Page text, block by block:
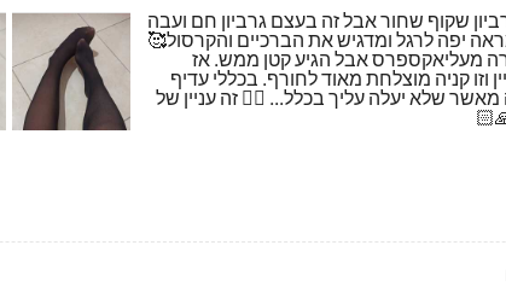
שקוף שחור אבל זה בעצם גרביון חם ועבה
יפה לרגל ומדגיש את הברכיים והקרסול🥰
מעליאקספרס אבל הגיע קטן ממש. אז
וזו קניה מוצלחת מאוד לחורף. בכללי עדיף
שלא יעלה עליך בכלל... 👍🏻 זה עניין של